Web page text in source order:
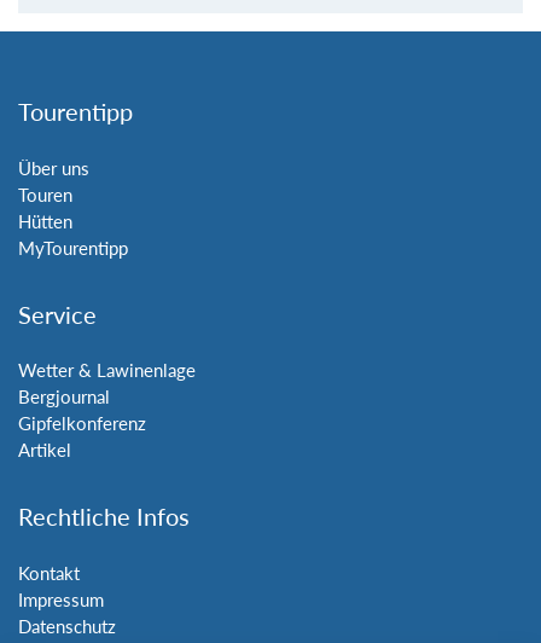
Tourentipp
Über uns
Touren
Hütten
MyTourentipp
Service
Wetter & Lawinenlage
Bergjournal
Gipfelkonferenz
Artikel
Rechtliche Infos
Kontakt
Impressum
Datenschutz